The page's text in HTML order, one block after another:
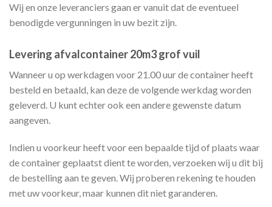
Wij en onze leveranciers gaan er vanuit dat de eventueel
benodigde vergunningen in uw bezit zijn.
Levering afvalcontainer 20m3 grof vuil
Wanneer u op werkdagen voor 21.00 uur de container heeft
besteld en betaald, kan deze de volgende werkdag worden
geleverd. U kunt echter ook een andere gewenste datum
aangeven.
Indien u voorkeur heeft voor een bepaalde tijd of plaats waar
de container geplaatst dient te worden, verzoeken wij u dit bij
de bestelling aan te geven. Wij proberen rekening te houden
met uw voorkeur, maar kunnen dit niet garanderen.